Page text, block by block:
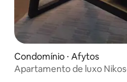
Condomínio ⋅ Afytos
Apartamento de luxo